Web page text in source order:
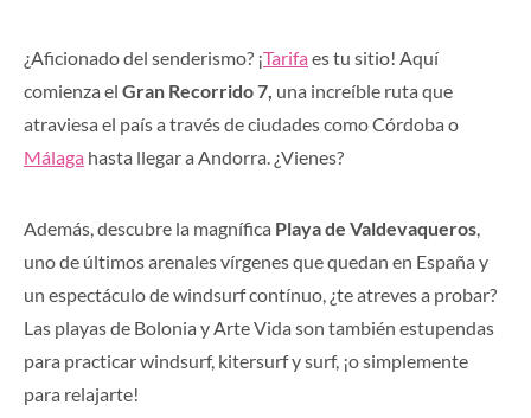
¿Aficionado del senderismo? ¡Tarifa es tu sitio! Aquí
comienza el Gran Recorrido 7, una increíble ruta que
atraviesa el país a través de ciudades como Córdoba o
Málaga hasta llegar a Andorra. ¿Vienes?
Además, descubre la magnífica Playa de Valdevaqueros,
uno de últimos arenales vírgenes que quedan en España y
un espectáculo de windsurf contínuo, ¿te atreves a probar?
Las playas de Bolonia y Arte Vida son también estupendas
para practicar windsurf, kitersurf y surf, ¡o simplemente
para relajarte!